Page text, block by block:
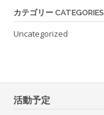
カテゴリー CATEGORIES
Uncategorized
活動予定